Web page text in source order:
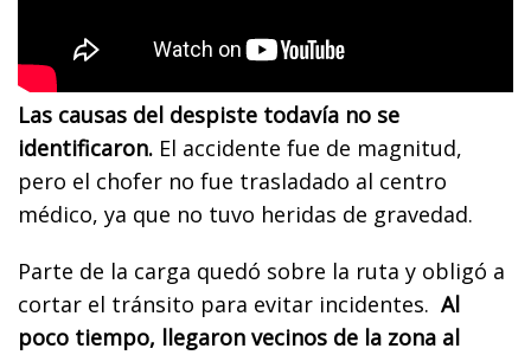
Las causas del despiste todavía no se
identificaron. El accidente fue de magnitud,
pero el chofer no fue trasladado al centro
médico, ya que no tuvo heridas de gravedad.
Parte de la carga quedó sobre la ruta y obligó a
cortar el tránsito para evitar incidentes. Al
poco tiempo, llegaron vecinos de la zona al